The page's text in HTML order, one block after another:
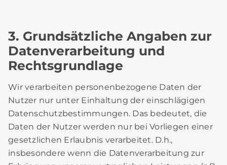
3. Grundsätzliche Angaben zur
Datenverarbeitung und
Rechtsgrundlage
Wir verarbeiten personenbezogene Daten der
Nutzer nur unter Einhaltung der einschlägigen
Datenschutzbestimmungen. Das bedeutet, die
Daten der Nutzer werden nur bei Vorliegen einer
gesetzlichen Erlaubnis verarbeitet. D.h.,
insbesondere wenn die Datenverarbeitung zur